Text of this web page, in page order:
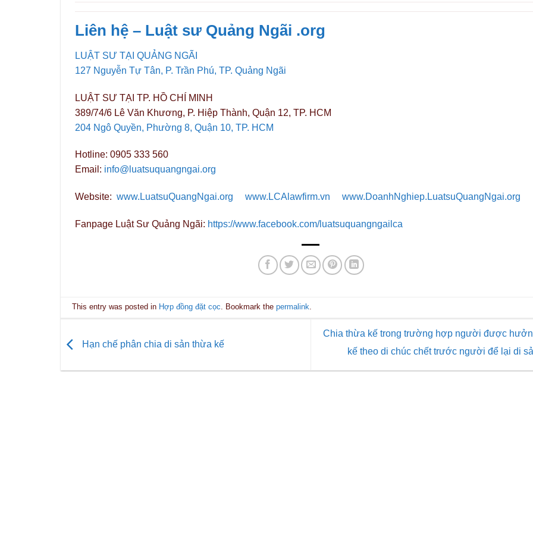
Liên hệ – Luật sư Quảng Ngãi .org
LUẬT SƯ TẠI QUẢNG NGÃI
127 Nguyễn Tự Tân, P. Trần Phú, TP. Quảng Ngãi
LUẬT SƯ TẠI TP. HỒ CHÍ MINH
389/74/6 Lê Văn Khương, P. Hiệp Thành, Quận 12, TP. HCM
204 Ngô Quyền, Phường 8, Quận 10, TP. HCM
Hotline: 0905 333 560
Email: info@luatsuquangngai.org
Website: www.LuatsuQuangNgai.org www.LCAlawfirm.vn www.DoanhNghiep.LuatsuQuangNgai.org
Fanpage Luật Sư Quảng Ngãi: https://www.facebook.com/luatsuquangngailca
This entry was posted in Hợp đồng đặt cọc. Bookmark thepermalink.
Hạn chế phân chia di sản thừa kế
Chia thừa kế trong trường hợp người được
kế theo di chúc chết trước người để lại di